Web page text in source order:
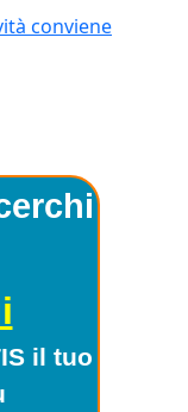
conviene
il tuo